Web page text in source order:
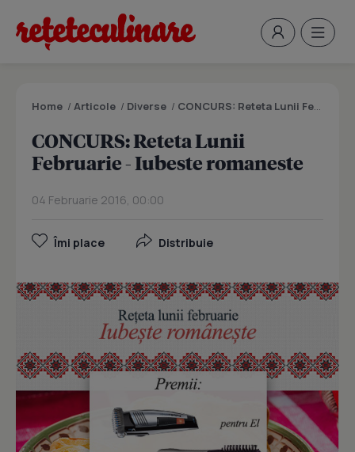
Home / Articole / Diverse / CONCURS: Reteta Lunii Februarie - Iubeste romaneste
CONCURS: Reteta Lunii
Februarie - Iubeste romaneste
04 Februarie 2016, 00:00
Îmi place Distribuie